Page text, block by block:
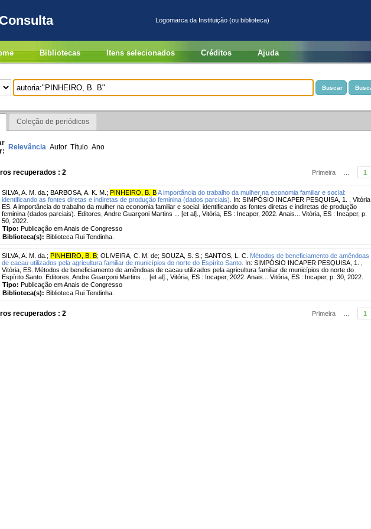
Consulta Logomarca da Instituição (ou biblioteca)
Bibliotecas Itens selecionados Créditos Ajuda
Coleção de periódicos
Relevância Autor Título Ano
recuperados : 2 Primeira 1
SILVA, A. M. da. ; BARBOSA, A. K. M. ; PINHEIRO, B. BA importância do trabalho da mulher na economia familiar e social:
identificando as fontes diretas e indiretas de produção feminina (dados parciais).
In: SIMPÓSIO INCAPER PESQUISA, 1. , Vitória,
ES. A importância do trabalho da mulher na economia familiar e social: identificando as fontes diretas e indiretas de produção
feminina (dados parciais). Editores, Andre Guarçoni Martins ... [et al]., Vitória, ES : Incaper, 2022. Anais... Vitória, ES : Incaper, p.
50, 2022.
Tipo: Publicação em Anais de Congresso
Biblioteca(s): Biblioteca Rui Tendinha.
SILVA, A. M. da. ; PINHEIRO, B. B; OLIVEIRA, C. M. de; SOUZA, S. S. ; SANTOS, L. C. Métodos de beneficiamento de amêndoas
de cacau utilizados pela agricultura familiar de municípios do norte do Espírito Santo. In: SIMPÓSIO INCAPER PESQUISA, 1. ,
Vitória, ES. Métodos de beneficiamento de amêndoas de cacau utilizados pela agricultura familiar de municípios do norte do
Espírito Santo. Editores, Andre Guarçoni Martins ... [et al]., Vitória, ES : Incaper, 2022. Anais... Vitória, ES : Incaper, p. 30, 2022.
Tipo: Publicação em Anais de Congresso
Biblioteca(s): Biblioteca Rui Tendinha.
recuperados : 2 Primeira 1